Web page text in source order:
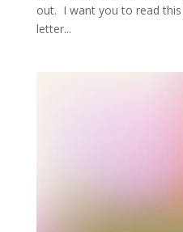
out. I want you to read
letter...